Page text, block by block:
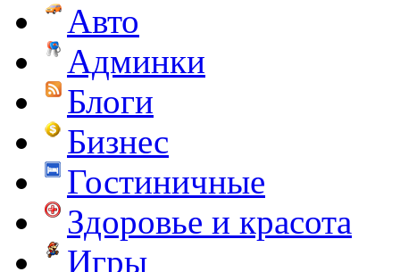
Авто
Админки
Блоги
Бизнес
Гостиничные
Здоровье и красота
Игры